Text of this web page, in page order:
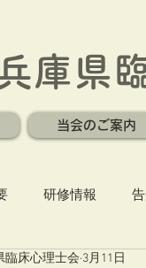
庫県
当会のご案内
研修情報
臨床心理士会 3月11日